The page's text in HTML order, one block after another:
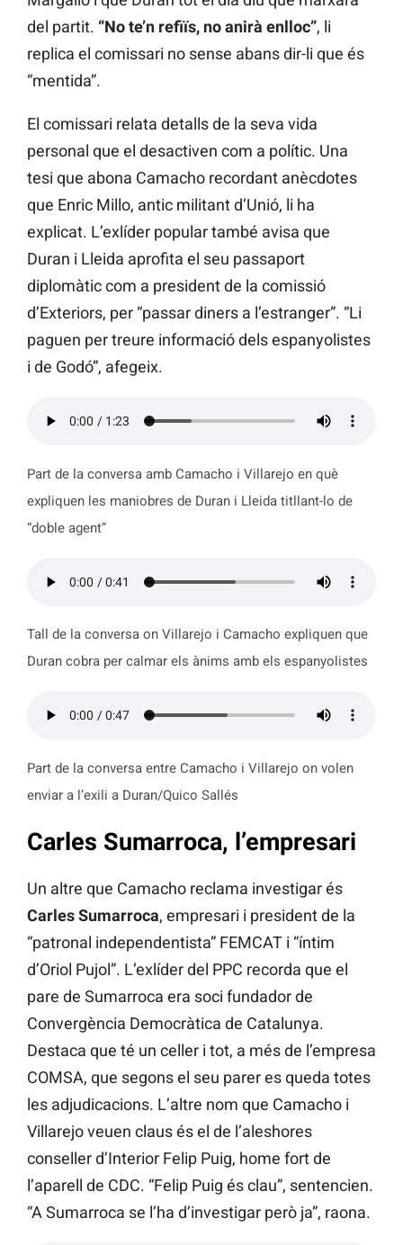
del partit. “No te’n refiïs, no anirà enlloc”, li
replica el comissari no sense abans dir-li que és
“mentida”.
El comissari relata detalls de la seva vida
personal que el desactiven com a polític. Una
tesi que abona Camacho recordant anècdotes
que Enric Millo, antic militant d’Unió, li ha
explicat. L’exlíder popular també avisa que
Duran i Lleida aprofita el seu passaport
diplomàtic com a president de la comissió
d’Exteriors, per “passar diners a l’estranger”. “Li
paguen per treure informació dels espanyolistes
i de Godó”, afegeix.
Part de la conversa amb Camacho i Villarejo en què
expliquen les maniobres de Duran i Lleida titllant-lo de
“doble agent”
Tall de la conversa on Villarejo i Camacho expliquen que
Duran cobra per calmar els ànims amb els espanyolistes
Part de la conversa entre Camacho i Villarejo on volen
enviar a l’exili a Duran/Quico Sallés
Carles Sumarroca, l’empresari
Un altre que Camacho reclama investigar és
Carles Sumarroca, empresari i president de la
“patronal independentista” FEMCAT i “íntim
d’Oriol Pujol”. L’exlíder del PPC recorda que el
pare de Sumarroca era soci fundador de
Convergència Democràtica de Catalunya.
Destaca que té un celler i tot, a més de l’empresa
COMSA, que segons el seu parer es queda totes
les adjudicacions. L’altre nom que Camacho i
Villarejo veuen claus és el de l’aleshores
conseller d’Interior Felip Puig, home fort de
l’aparell de CDC. “Felip Puig és clau”, sentencien.
“A Sumarroca se l’ha d’investigar però ja”, raona.